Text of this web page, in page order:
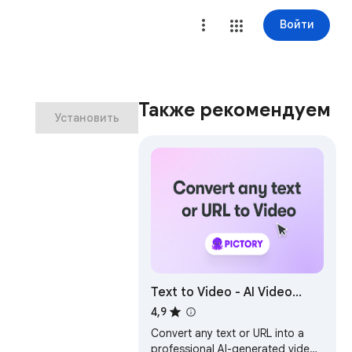
Войти
Установить Также рекомендуем
Text to Video - AI Video
Creator | Pictory
4,9
Convert any text or URL into a
professional AI-generated video